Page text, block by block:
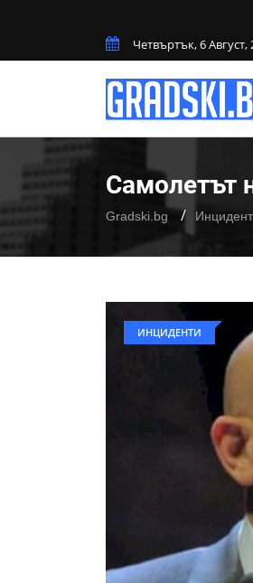
Четвъртък, 6 Август,
Самолетът
Gradski.bg
ИНЦИДЕНТИ